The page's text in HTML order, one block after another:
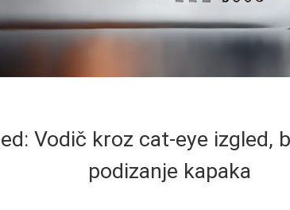
Vodič kroz cat-eye izgled,
podizanje kapaka